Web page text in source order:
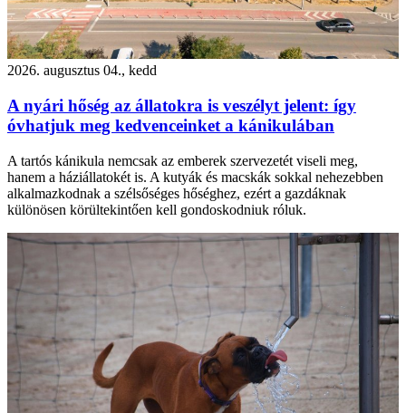
2026. augusztus 04., kedd
A nyári hőség az állatokra is veszélyt jelent: így
óvhatjuk meg kedvenceinket a kánikulában
A tartós kánikula nemcsak az emberek szervezetét viseli meg,
hanem a háziállatokét is. A kutyák és macskák sokkal nehezebben
alkalmazkodnak a szélsőséges hőséghez, ezért a gazdáknak
különösen körültekintően kell gondoskodniuk róluk.